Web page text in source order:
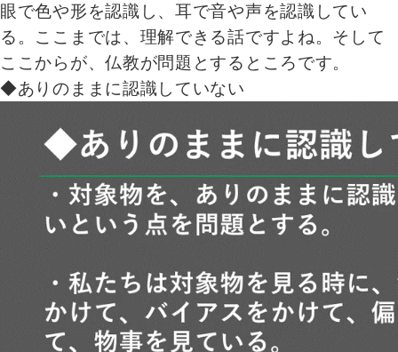
眼で色や形を認識し、耳で音や声を認識してい
る。ここまでは、理解できる話ですよね。そして
ここからが、仏教が問題とするところです。
◆ありのままに認識していない